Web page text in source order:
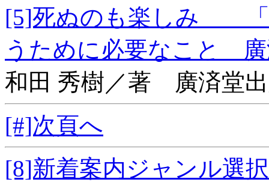
[5]死ぬのも楽しみ 「
うために必要なこと
和田 秀樹／著 廣済堂
[#]次頁へ
[8]新着案内ジャンル選